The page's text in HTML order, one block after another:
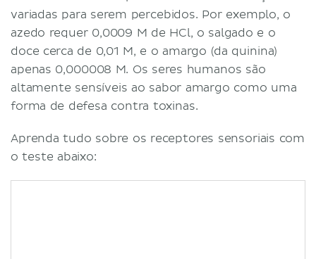
variadas para serem percebidos. Por exemplo, o
azedo requer 0,0009 M de HCl, o salgado e o
doce cerca de 0,01 M, e o amargo (da quinina)
apenas 0,000008 M. Os seres humanos são
altamente sensíveis ao sabor amargo como uma
forma de defesa contra toxinas.
Aprenda tudo sobre os receptores sensoriais com
o teste abaixo: